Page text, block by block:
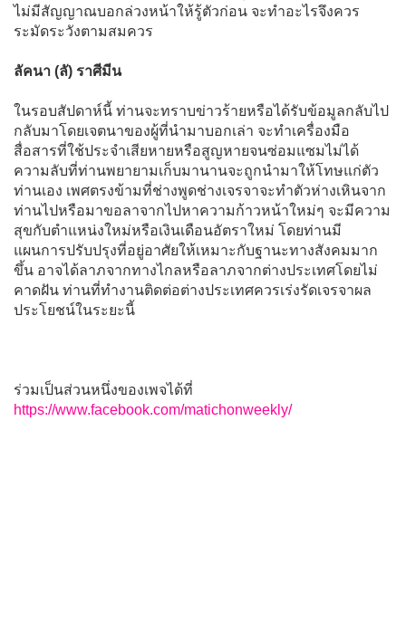
ไม่มีสัญญาณบอกล่วงหน้าให้รู้ตัวก่อน จะทำอะไรจึงควร
ระมัดระวังตามสมควร
ลัคนา (ลั) ราศีมีน
ในรอบสัปดาห์นี้ ท่านจะทราบข่าวร้ายหรือได้รับข้อมูลกลับไป
กลับมาโดยเจตนาของผู้ที่นำมาบอกเล่า จะทำเครื่องมือ
สื่อสารที่ใช้ประจำเสียหายหรือสูญหายจนซ่อมแซมไม่ได้
ความลับที่ท่านพยายามเก็บมานานจะถูกนำมาให้โทษแก่ตัว
ท่านเอง เพศตรงข้ามที่ช่างพูดช่างเจรจาจะทำตัวห่างเหินจาก
ท่านไปหรือมาขอลาจากไปหาความก้าวหน้าใหม่ๆ จะมีความ
สุขกับตำแหน่งใหม่หรือเงินเดือนอัตราใหม่ โดยท่านมี
แผนการปรับปรุงที่อยู่อาศัยให้เหมาะกับฐานะทางสังคมมาก
ขึ้น อาจได้ลาภจากทางไกลหรือลาภจากต่างประเทศโดยไม่
คาดฝัน ท่านที่ทำงานติดต่อต่างประเทศควรเร่งรัดเจรจาผล
ประโยชน์ในระยะนี้
ร่วมเป็นส่วนหนึ่งของเพจได้ที่
https://www.facebook.com/matichonweekly/